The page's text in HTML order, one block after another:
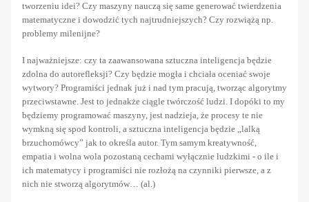
tworzeniu idei? Czy maszyny nauczą się same generować twierdzenia
matematyczne i dowodzić tych najtrudniejszych? Czy rozwiążą np.
problemy milenijne?
I najważniejsze: czy ta zaawansowana sztuczna inteligencja będzie
zdolna do autorefleksji? Czy będzie mogła i chciała oceniać swoje
wytwory? Programiści jednak już i nad tym pracują, tworząc algorytmy
przeciwstawne. Jest to jednakże ciągle twórczość ludzi. I dopóki to my
będziemy programować maszyny, jest nadzieja, że procesy te nie
wymkną się spod kontroli, a sztuczna inteligencja będzie „lalką
brzuchomówcy” jak to określa autor. Tym samym kreatywność,
empatia i wolna wola pozostaną cechami wyłącznie ludzkimi - o ile i
ich matematycy i programiści nie rozłożą na czynniki pierwsze, a z
nich nie stworzą algorytmów… (al.)